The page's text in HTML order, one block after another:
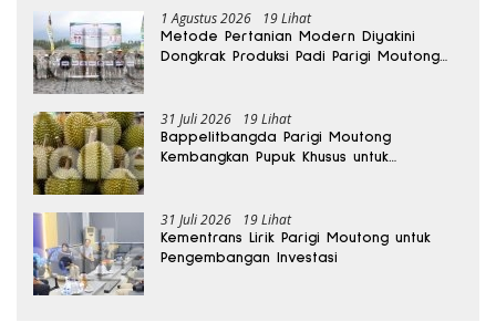
1 Agustus 2026 19 Lihat
Metode Pertanian Modern Diyakini
Dongkrak Produksi Padi Parigi Moutong
31 Juli 2026 19 Lihat
Bappelitbangda Parigi Moutong
Kembangkan Pupuk Khusus untuk
31 Juli 2026 19 Lihat
Kementrans Lirik Parigi Moutong untuk
Pengembangan Investasi